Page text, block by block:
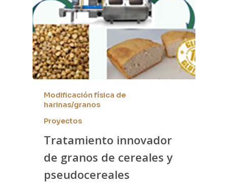
Modificación física de
harinas/granos
Proyectos
Tratamiento innovador
de granos de cereales y
pseudocereales